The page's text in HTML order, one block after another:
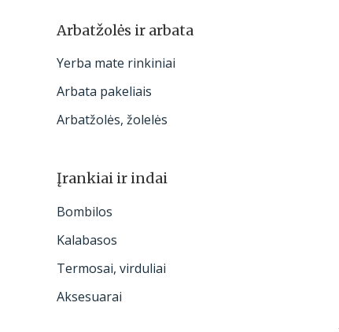
Arbatžolės ir arbata
Yerba mate rinkiniai
Arbata pakeliais
Arbatžolės, žolelės
Įrankiai ir indai
Bombilos
Kalabasos
Termosai, virduliai
Aksesuarai